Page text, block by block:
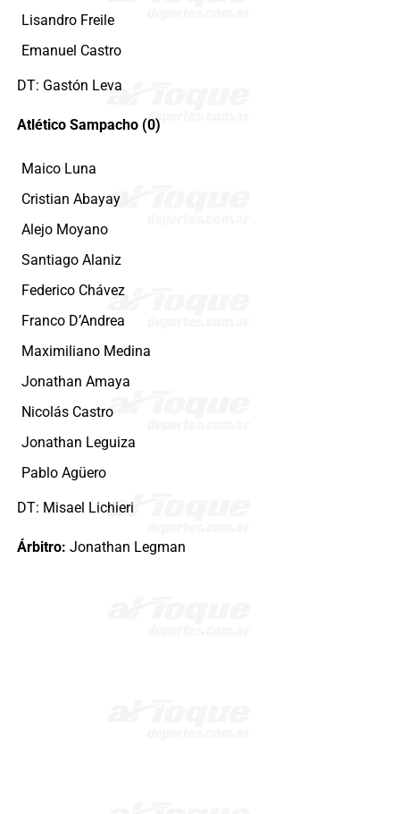
Lisandro Freile
Emanuel Castro
DT: Gastón Leva
Atlético Sampacho (0)
Maico Luna
Cristian Abayay
Alejo Moyano
Santiago Alaniz
Federico Chávez
Franco D’Andrea
Maximiliano Medina
Jonathan Amaya
Nicolás Castro
Jonathan Leguiza
Pablo Agüero
DT: Misael Lichieri
Árbitro: Jonathan Legman